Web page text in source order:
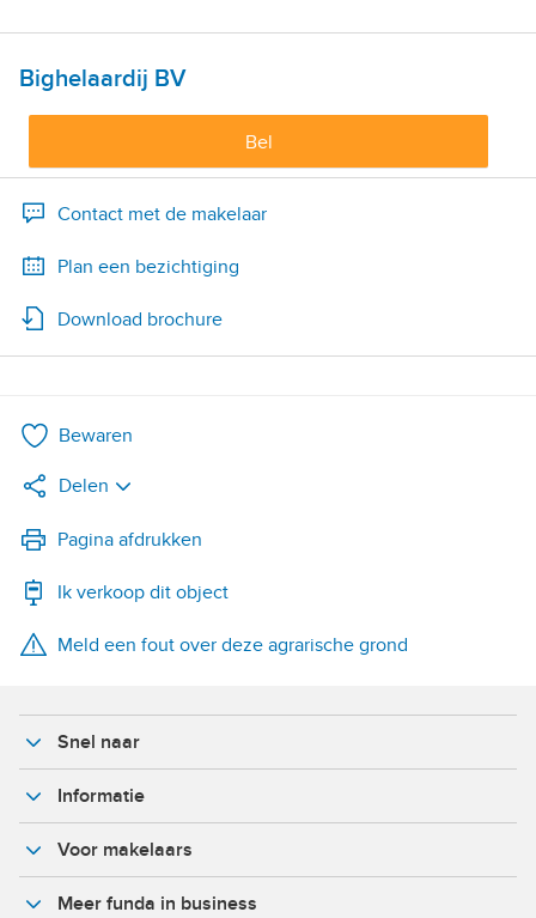
Bighelaardij BV
Bel
Contact met de makelaar
Plan een bezichtiging
Download brochure
Bewaren
Delen
LinkedIn
WhatsApp
X
Pagina afdrukken
Ik verkoop dit object
Meld een fout over deze agrarische grond
Snel naar
Informatie
Voor makelaars
Meer funda in business